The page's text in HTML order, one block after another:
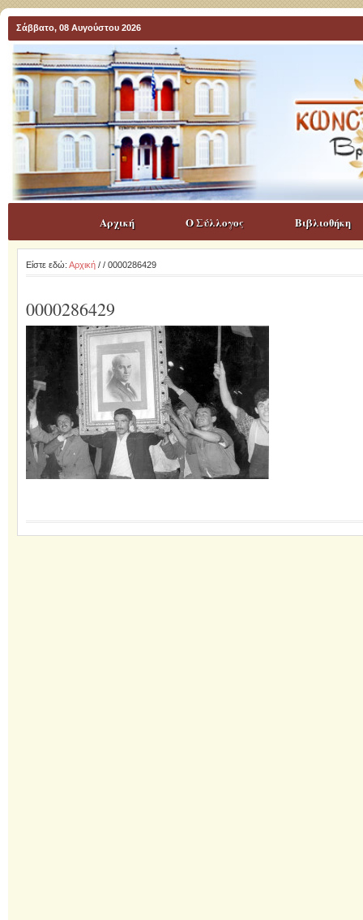
Σάββατο, 08 Αυγούστου 2026
Αρχική Ο Σύλλογος Βιβλιοθήκη
Είστε εδώ: Αρχική/ / 0000286429
0000286429